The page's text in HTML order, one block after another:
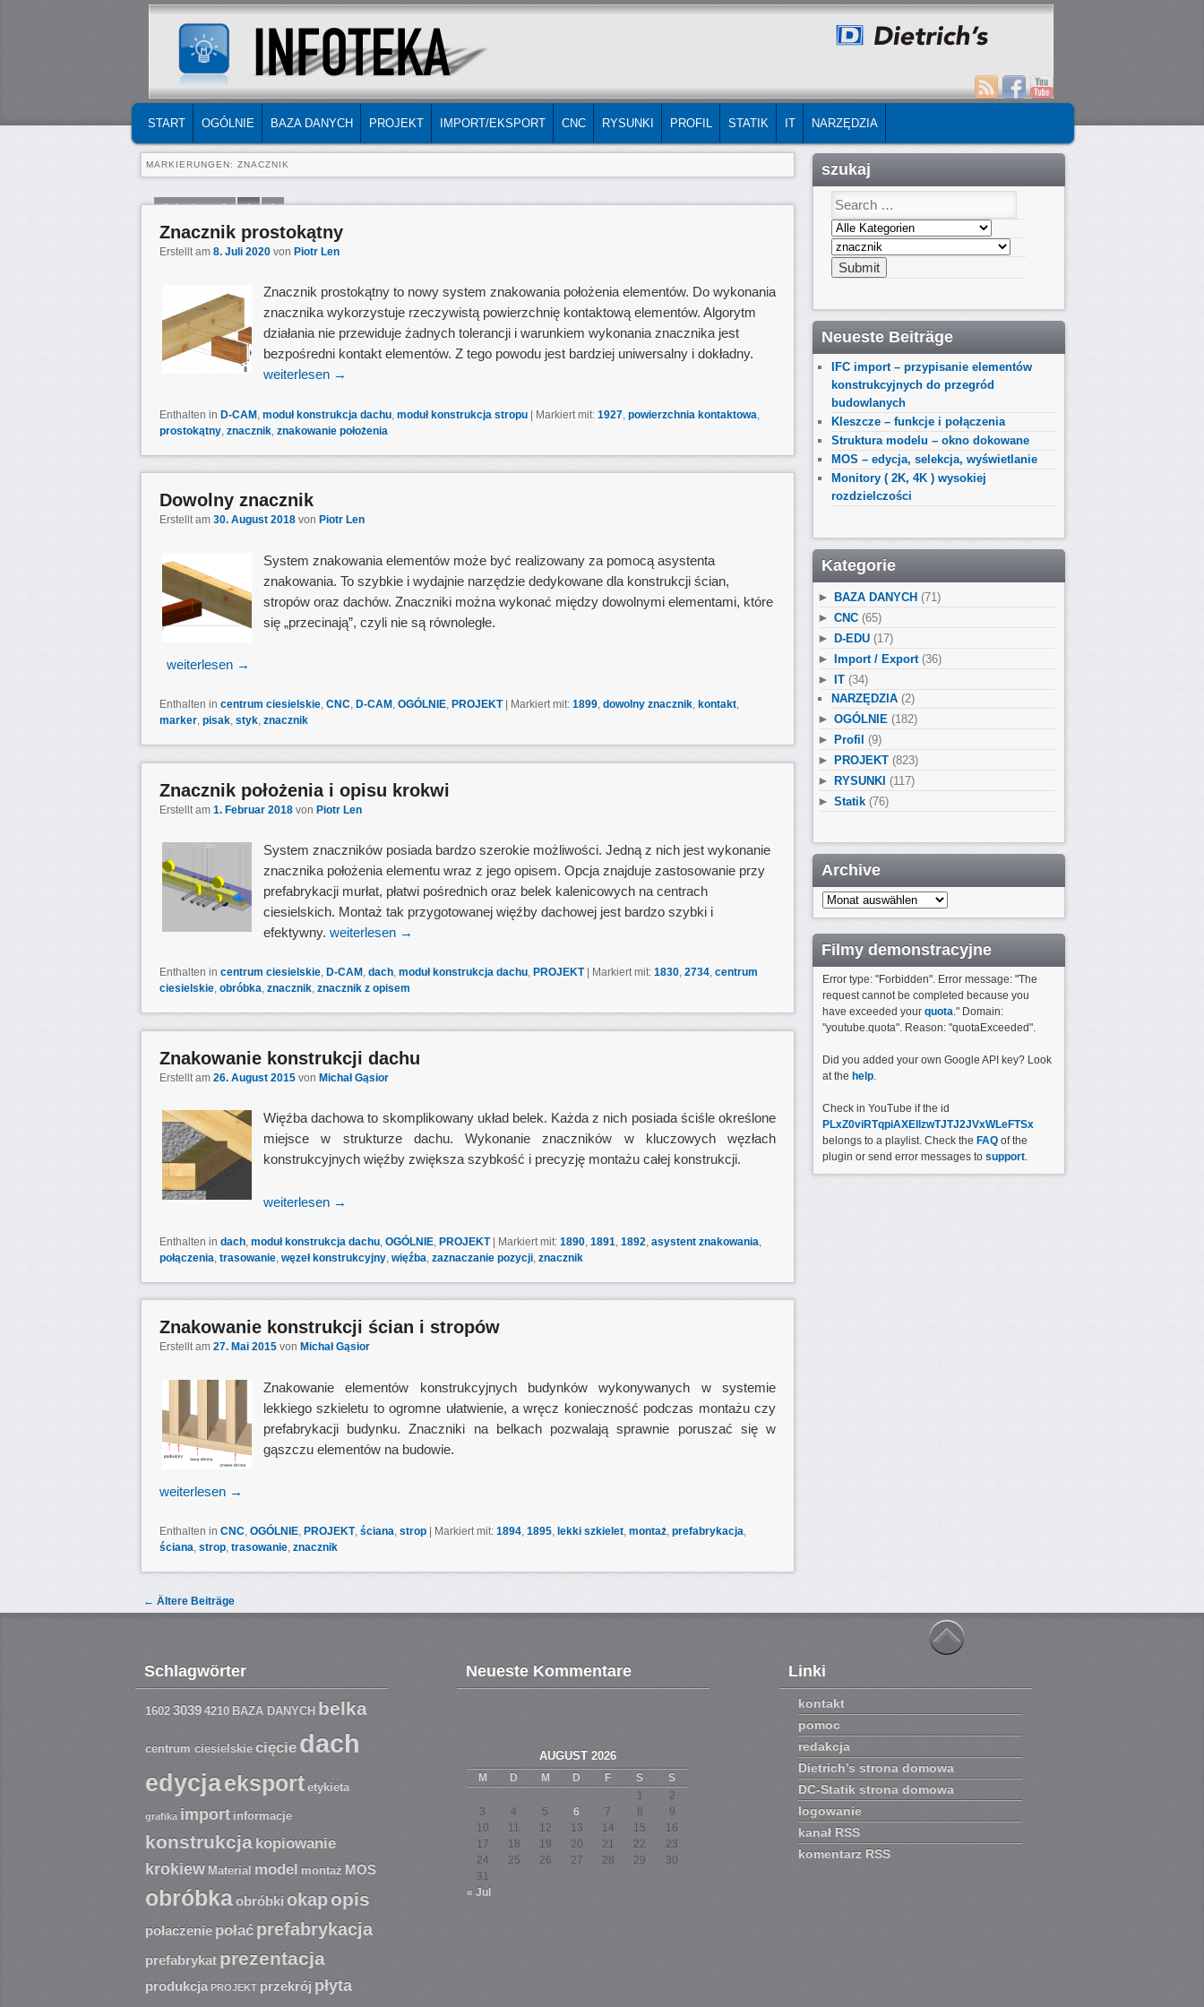
SKIP TO PRIMARY CONTENT
SKIP TO SECONDARY CONTENT
START OGÓLNIE BAZA DANYCH PROJEKT IMPORT/EKSPORT CNC RYSUNKI PROFIL STATIK IT NARZĘDZIA
MARKIERUNGEN: ZNACZNIK
Seite 1 von 2 1 2
Znacznik prostokątny
Erstellt am 8. Juli 2020 von Piotr Len
Znacznik prostokątny to nowy system znakowania położenia elementów. Do wykonania
znacznika wykorzystuje rzeczywistą powierzchnię kontaktową elementów. Algorytm
działania nie przewiduje żadnych tolerancji i warunkiem wykonania znacznika jest
bezpośredni kontakt elementów. Z tego powodu jest bardziej uniwersalny i dokładny.
weiterlesen →
Enthalten in D-CAM moduł konstrukcja dachu moduł konstrukcja stropu | Markiert mit: 1927 powierzchnia kontaktowa
prostokątny znacznik znakowanie położenia
Dowolny znacznik
Erstellt am 30. August 2018 von Piotr Len
System znakowania elementów może być realizowany za pomocą asystenta
znakowania. To szybkie i wydajnie narzędzie dedykowane dla konstrukcji ścian,
stropów oraz dachów. Znaczniki można wykonać między dowolnymi elementami, które
się „przecinają”, czyli nie są równoległe.
weiterlesen →
Enthalten in centrum ciesielskie, CNC, D-CAM , OGÓLNIE, PROJEKT Markiert mit: 1899, dowolny znacznik, kontakt,
marker, pisak, styk, znacznik
Znacznik położenia i opisu krokwi
Erstellt am 1. Februar 2018 von Piotr Len
System znaczników posiada bardzo szerokie możliwości. Jedną z nich jest wykonanie
znacznika położenia elementu wraz z jego opisem. Opcja znajduje zastosowanie przy
prefabrykacji murłat, płatwi pośrednich oraz belek kalenicowych na centrach
ciesielskich. Montaż tak przygotowanej więźby dachowej jest bardzo szybki i
efektywny. weiterlesen →
Enthalten in centrum ciesielskie, D-CAM , dach, moduł konstrukcja dachu, PROJEKT Markiert mit: 1830, 2734, centrum
ciesielskie, obróbka, znacznik, znacznik z opisem
Znakowanie konstrukcji dachu
Erstellt am 26. August 2015 von Michał Gąsior
Więźba dachowa to skomplikowany układ belek. Każda z nich posiada ściśle określone
miejsce w strukturze dachu. Wykonanie znaczników w kluczowych węzłach
konstrukcyjnych więźby zwiększa szybkość i precyzję montażu całej konstrukcji.
weiterlesen →
Enthalten in dach, moduł konstrukcja dachu, OGÓLNIE, PROJEKT | Markiert mit: 1890, 1891, 1892, asystent znakowania,
połączenia, trasowanie, węzeł konstrukcyjny, więźba, zaznaczanie pozycji, znacznik
Znakowanie konstrukcji ścian i stropów
Erstellt am 27. Mai 2015 von Michał Gąsior
Znakowanie elementów konstrukcyjnych budynków wykonywanych w systemie
lekkiego szkieletu to ogromne ułatwienie, a wręcz konieczność podczas montażu czy
prefabrykacji budynku. Znaczniki na belkach pozwalają sprawnie poruszać się w
gąszczu elementów na budowie.
weiterlesen →
Enthalten in CNC, OGÓLNIE, PROJEKT, ściana, strop Markiert mit: 1894, 1895, lekki szkielet, montaż, prefabrykacja,
ściana, strop, trasowanie, znacznik
Post navigation
← Ältere Beiträge
szukaj
Neueste Beiträge
IFC import – przypisanie elementów
konstrukcyjnych do przegród
budowlanych
Kleszcze – funkcje i połączenia
Struktura modelu – okno dokowane
MOS – edycja, selekcja, wyświetlanie
Monitory ( 2K, 4K ) wysokiej
rozdzielczości
Kategorie
► BAZA DANYCH (71)
► CNC (65)
► D-EDU (17)
► Import / Export(36)
► IT (34)
NARZĘDZIA (2)
► OGÓLNIE (182)
► Profil (9)
► PROJEKT (823)
► RYSUNKI (117)
► Statik (76)
Archive
Archive
Filmy demonstracyjne
Error type: "Forbidden". Error message: "The
request cannot be completed because you
have exceeded your quota." Domain:
"youtube.quota". Reason: "quotaExceeded".
Did you added your own Google API key? Look
at the help.
Check in YouTube if the id
PLxZ0viRTqpiAXEllzwTJTJ2JVxWLeFTSx
belongs to a playlist. Check the FAQ of the
plugin or send error messages to support.
Schlagwörter
1602 3039 4210 BAZA DANYCH belka
centrum ciesielskie cięcie dach
edycjaeksport etykieta
grafika import informacje
konstrukcja kopiowanie
krokiew Material model montaż MOS
obróbka obróbki okapopis
połaczenie połać prefabrykacja
prefabrykat prezentacja
produkcja PROJEKT przekrój płyta
Neueste Kommentare
AUGUST 2026
M D M D F S
S
1
2
3
4 5 6 7 8
9
10
11 12 13 14 15
16
17
18 19 20 21 22
23
24
25 26 27 28 29
30
31
« Jul
Linki
kontakt
pomoc
redakcja
Dietrich’s strona domowa
DC-Statik strona domowa
logowanie
kanał RSS
komentarz RSS